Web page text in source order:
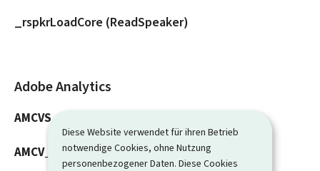
Diese Website verwendet für ihren Betrieb
notwendige Cookies, ohne Nutzung
personenbezogener Daten. Diese Cookies
_rspkrLoadCore (ReadSpeaker)
Adobe Analytics
AMCVS_###@AdobeOrg
AMCV_###@AdobeOrg